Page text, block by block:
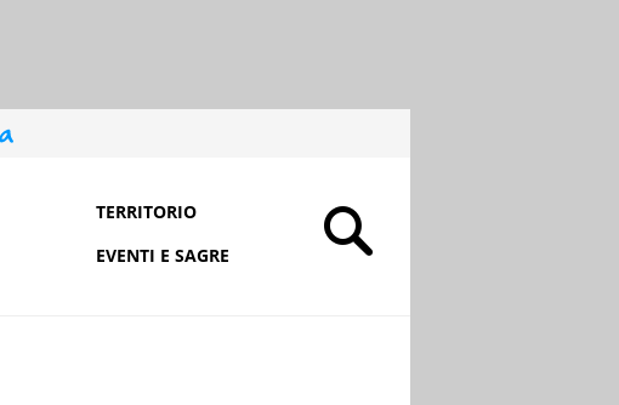
TERRITORIO
EVENTI E SAGRE